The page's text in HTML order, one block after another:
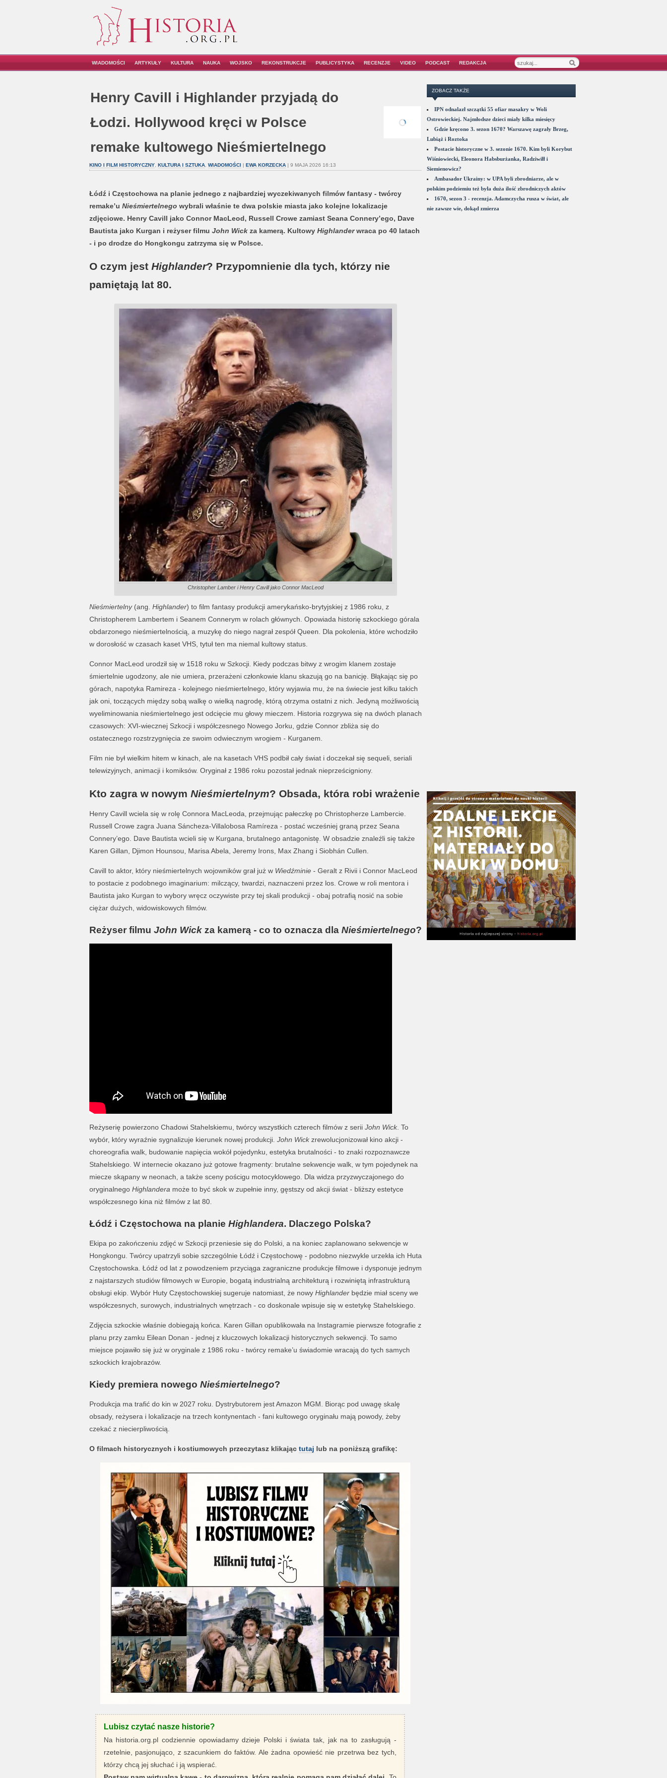
WIADOMOŚCI ARTYKUŁY KULTURA NAUKA WOJSKO REKONSTRUKCJE PUBLICYSTYKA RECENZJE VIDEO PODCAST REDAKCJA
Henry Cavill i Highlander przyjadą do
Łodzi. Hollywood kręci w Polsce
remake kultowego Nieśmiertelnego
KINO I FILM HISTORYCZNY, KULTURA I SZTUKA, WIADOMOŚCI| EWA KORZECKA| 9 MAJA 2026 16:13
Łódź i Częstochowa na planie jednego z najbardziej wyczekiwanych filmów fantasy - twórcy
remake’u Nieśmiertelnego wybrali właśnie te dwa polskie miasta jako kolejne lokalizacje
zdjęciowe. Henry Cavill jako Connor MacLeod, Russell Crowe zamiast Seana Connery’ego, Dave
Bautista jako Kurgan i reżyser filmu John Wickza kamerą. Kultowy Highlanderwraca po 40 latach
- i po drodze do Hongkongu zatrzyma się w Polsce.
O czym jest Highlander? Przypomnienie dla tych, którzy nie
pamiętają lat 80.
Christopher Lamber i Henry Cavill jako Connor MacLeod
Nieśmiertelny (ang. Highlander) to film fantasy produkcji amerykańsko-brytyjskiej z 1986 roku, z
Christopherem Lambertem i Seanem Connerym w rolach głównych. Opowiada historię szkockiego górala
obdarzonego nieśmiertelnością, a muzykę do niego nagrał zespół Queen. Dla pokolenia, które wchodziło
w dorosłość w czasach kaset VHS, tytuł ten ma niemal kultowy status.
Connor MacLeod urodził się w 1518 roku w Szkocji. Kiedy podczas bitwy z wrogim klanem zostaje
śmiertelnie ugodzony, ale nie umiera, przerażeni członkowie klanu skazują go na banicję. Błąkając się po
górach, napotyka Ramireza - kolejnego nieśmiertelnego, który wyjawia mu, że na świecie jest kilku takich
jak oni, toczących między sobą walkę o wielką nagrodę, którą otrzyma ostatni z nich. Jedyną możliwością
wyeliminowania nieśmiertelnego jest odcięcie mu głowy mieczem. Historia rozgrywa się na dwóch planach
czasowych: XVI-wiecznej Szkocji i współczesnego Nowego Jorku, gdzie Connor zbliża się do
ostatecznego rozstrzygnięcia ze swoim odwiecznym wrogiem - Kurganem.
Film nie był wielkim hitem w kinach, ale na kasetach VHS podbił cały świat i doczekał się sequeli, seriali
telewizyjnych, animacji i komiksów. Oryginał z 1986 roku pozostał jednak nieprześcigniony.
Kto zagra w nowym Nieśmiertelnym? Obsada, która robi wrażenie
Henry Cavill wciela się w rolę Connora MacLeoda, przejmując pałeczkę po Christopherze Lambercie.
Russell Crowe zagra Juana Sáncheza-Villalobosa Ramíreza - postać wcześniej graną przez Seana
Connery’ego. Dave Bautista wcieli się w Kurgana, brutalnego antagonistę. W obsadzie znaleźli się także
Karen Gillan, Djimon Hounsou, Marisa Abela, Jeremy Irons, Max Zhang i Siobhán Cullen.
Cavill to aktor, który nieśmiertelnych wojowników grał już w Wiedźminie- Geralt z Rivii i Connor MacLeod
to postacie z podobnego imaginarium: milczący, twardzi, naznaczeni przez los. Crowe w roli mentora i
Bautista jako Kurgan to wybory wręcz oczywiste przy tej skali produkcji - obaj potrafią nosić na sobie
ciężar dużych, widowiskowych filmów.
Reżyser filmu John Wickza kamerą - co to oznacza dla Nieśmiertelnego?
Reżyserię powierzono Chadowi Stahelskiemu, twórcy wszystkich czterech filmów z serii John Wick. To
wybór, który wyraźnie sygnalizuje kierunek nowej produkcji. John Wickzrewolucjonizował kino akcji -
choreografia walk, budowanie napięcia wokół pojedynku, estetyka brutalności - to znaki rozpoznawcze
Stahelskiego. W internecie okazano już gotowe fragmenty: brutalne sekwencje walk, w tym pojedynek na
miecze skąpany w neonach, a także sceny pościgu motocyklowego. Dla widza przyzwyczajonego do
oryginalnego Highlandera może to być skok w zupełnie inny, gęstszy od akcji świat - bliższy estetyce
współczesnego kina niż filmów z lat 80.
Łódź i Częstochowa na planie Highlandera. Dlaczego Polska?
Ekipa po zakończeniu zdjęć w Szkocji przeniesie się do Polski, a na koniec zaplanowano sekwencje w
Hongkongu. Twórcy upatrzyli sobie szczególnie Łódź i Częstochowę - podobno niezwykle urzekła ich Huta
Częstochowska. Łódź od lat z powodzeniem przyciąga zagraniczne produkcje filmowe i dysponuje jednym
z najstarszych studiów filmowych w Europie, bogatą industrialną architekturą i rozwiniętą infrastrukturą
obsługi ekip. Wybór Huty Częstochowskiej sugeruje natomiast, że nowy Highlanderbędzie miał sceny we
współczesnych, surowych, industrialnych wnętrzach - co doskonale wpisuje się w estetykę Stahelskiego.
Zdjęcia szkockie właśnie dobiegają końca. Karen Gillan opublikowała na Instagramie pierwsze fotografie z
planu przy zamku Eilean Donan - jednej z kluczowych lokalizacji historycznych sekwencji. To samo
miejsce pojawiło się już w oryginale z 1986 roku - twórcy remake’u świadomie wracają do tych samych
szkockich krajobrazów.
Kiedy premiera nowego Nieśmiertelnego?
Produkcja ma trafić do kin w 2027 roku. Dystrybutorem jest Amazon MGM. Biorąc pod uwagę skalę
obsady, reżysera i lokalizacje na trzech kontynentach - fani kultowego oryginału mają powody, żeby
czekać z niecierpliwością.
O filmach historycznych i kostiumowych przeczytasz klikając tutaj lub na poniższą grafikę:
Lubisz czytać nasze historie?
Na historia.org.pl codziennie opowiadamy dzieje Polski i świata tak, jak na to zasługują -
rzetelnie, pasjonująco, z szacunkiem do faktów. Ale żadna opowieść nie przetrwa bez tych,
którzy chcą jej słuchać i ją wspierać.
ZOBACZ TAKŻE
IPN odnalazł szczątki 55 ofiar masakry w Woli
Ostrowieckiej. Najmłodsze dzieci miały kilka miesięcy
Gdzie kręcono 3. sezon 1670? Warszawę zagrały Brzeg,
Lubiąż i Roztoka
Postacie historyczne w 3. sezonie 1670. Kim byli Korybut
Wiśniowiecki, Eleonora Habsburżanka, Radziwiłł i
Siemienowicz?
Ambasador Ukrainy: w UPA byli zbrodniarze, ale w
polskim podziemiu też była duża ilość zbrodniczych aktów
1670, sezon 3 - recenzja. Adamczycha rusza w świat, ale
nie zawsze wie, dokąd zmierza